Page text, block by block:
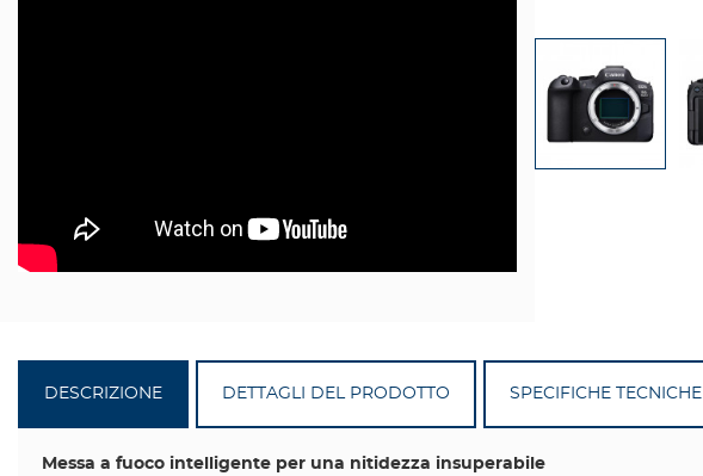
DESCRIZIONE DETTAGLI DEL PRODOTTO SPECIFICHE TECNICHE
Messa a fuoco intelligente per una nitidezza insuperabile